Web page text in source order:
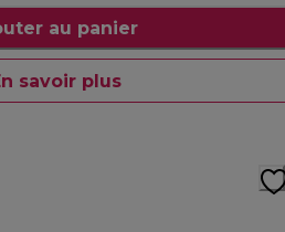
au panier
savoir plus